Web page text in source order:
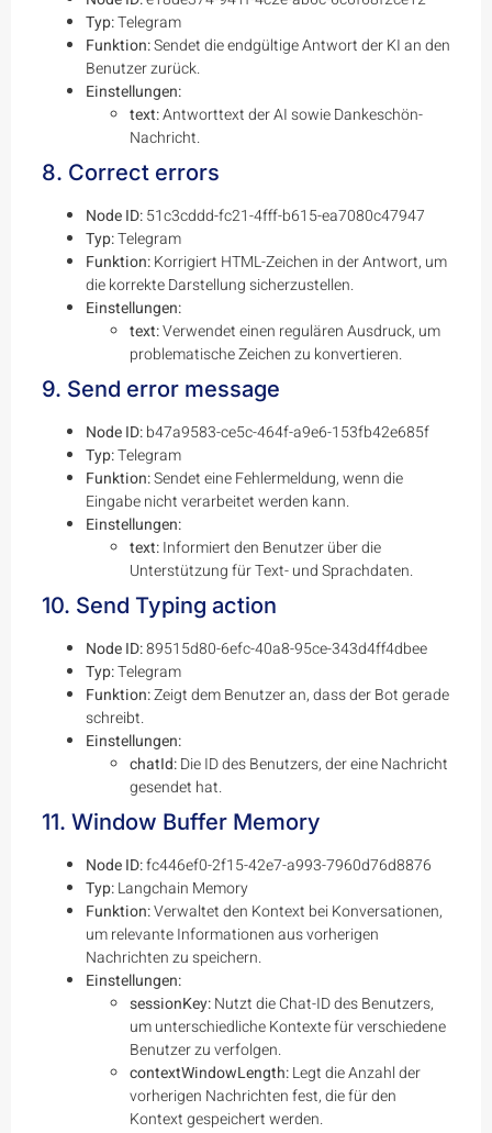
Typ:Telegram
Funktion:Sendet die endgültige Antwort der KI an den
Benutzer zurück.
Einstellungen:
text:Antworttext der AI sowie Dankeschön-
Nachricht.
8. Correct errors
Node ID:51c3cddd-fc21-4fff-b615-ea7080c47947
Typ:Telegram
Funktion:Korrigiert HTML-Zeichen in der Antwort, um
die korrekte Darstellung sicherzustellen.
Einstellungen:
text:Verwendet einen regulären Ausdruck, um
problematische Zeichen zu konvertieren.
9. Send error message
Node ID:b47a9583-ce5c-464f-a9e6-153fb42e685f
Typ:Telegram
Funktion:Sendet eine Fehlermeldung, wenn die
Eingabe nicht verarbeitet werden kann.
Einstellungen:
text:Informiert den Benutzer über die
Unterstützung für Text- und Sprachdaten.
10. Send Typing action
Node ID:89515d80-6efc-40a8-95ce-343d4ff4dbee
Typ:Telegram
Funktion:Zeigt dem Benutzer an, dass der Bot gerade
schreibt.
Einstellungen:
chatId:Die ID des Benutzers, der eine Nachricht
gesendet hat.
11. Window Buffer Memory
Node ID:fc446ef0-2f15-42e7-a993-7960d76d8876
Typ:Langchain Memory
Funktion:Verwaltet den Kontext bei Konversationen,
um relevante Informationen aus vorherigen
Nachrichten zu speichern.
Einstellungen:
sessionKey:Nutzt die Chat-ID des Benutzers,
um unterschiedliche Kontexte für verschiedene
Benutzer zu verfolgen.
contextWindowLength:Legt die Anzahl der
vorherigen Nachrichten fest, die für den
Kontext gespeichert werden.